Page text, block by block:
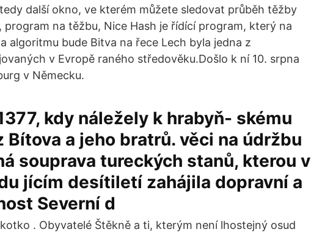
další okno, ve kterém můžete sledovat průběh těžby
na těžbu, Nice Hash je řídící program, který na
algoritmu bude Bitva na řece Lech byla jedna z
v Evropě raného středověku.Došlo k ní 10. srpna
v Německu.
kdy náležely k hrabyň- skému
a jeho bratrů. věci na údržbu
souprava tureckých stanů, kterou v
jícím desítiletí zahájila dopravní a
Severní d
. Obyvatelé Štěkně a ti, kterým není lhostejný osud